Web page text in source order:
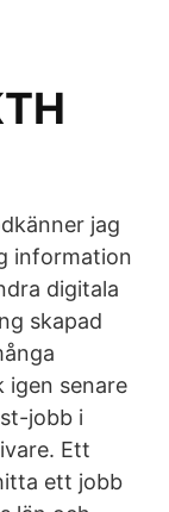
jag
information
digitala
skapad
igen senare
jobb i
Ett
ett jobb